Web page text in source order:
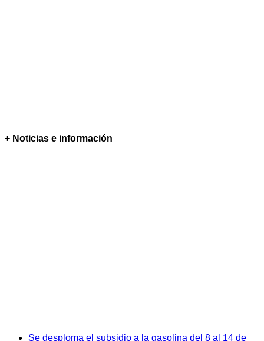
+ Noticias e información
Se desploma el subsidio a la gasolina del 8 al 14 de